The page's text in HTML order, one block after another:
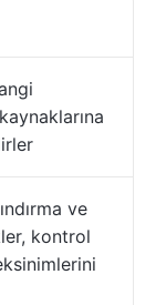
ve
kontrol